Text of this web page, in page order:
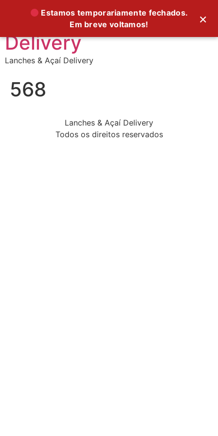
Supreme Foods
Delivery
Lanches & Açaí Delivery
568
Lanches & Açaí Delivery
Todos os direitos reservados
×
Estamos temporariamente fechados.
Em breve voltamos!